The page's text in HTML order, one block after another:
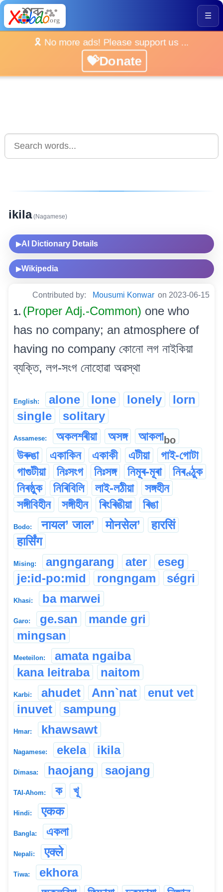
☰
🎗️ No more ads! Please support us ...
💝Donate
ikila(Nagamese)
▶AI Dictionary Details
▶Wikipedia
Contributed by: Mousumi Konwar on 2023-06-15
1. (Proper Adj.-Common) one who
has no company; an atmosphere of
having no company কোনো লগ নাইকিয়া
ব্যক্তি, লগ-সংগ নোহোৱা অৱস্থা
English: alone lone lonely
lorn
single
solitary
Assamese: অকলশৰীয়া অসঙ্গ আকলাbo
উৰুঙা একাকিন একাকী এটীয়া
গাই-গোটা
গাগুটীয়া
নিঃসংগ নিঃসঙ্গ নিমূৰ-মূৰা
নিৰণ্ঠুক
নিৰষ্ঠুক
নিৰিবিলি লাই-লঠীয়া
সঙ্গহীন
সঙ্গীবিহীন
সঙ্গীহীন ৰিংৰিঙীয়া ৰিঙা
Bodo: नायल’ जाल’ मोनसेल’
हारसिं
हार्सिंग
Mising: angngarang ater
eseg
je:id-po:mid
rongngam ségri
Khasi: ba marwei
Garo: ge.san
mande gri
mingsan
Meeteilon:
amata ngaiba
kana leitraba
naitom
Karbi: ahudet Ann`nat
enut vet
inuvet
sampung
Hmar: khawsawt
Nagamese: ekela ikila
Dimasa: haojang saojang
TAI-Ahom: ক খূ
Hindi: एकक
Bangla: একলা
Nepali: एक्ले
Tiwa: ekhora